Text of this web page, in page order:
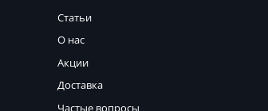
Статьи
О нас
Акции
Доставка
Частые вопросы